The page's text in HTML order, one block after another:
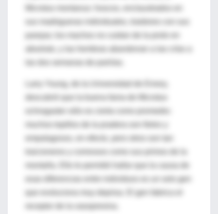
sus madrigueras individuales, traidores con sus
ochrogaster sólo es cierta como promedio:
empalagosos, en efecto, pero otros son tan
esas diferencias entre individuos es un solo gen
que evoluciona muy deprisa. El gen fabrica el